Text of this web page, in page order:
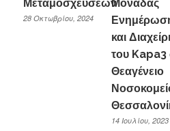
Μεταμοσχεύσεων
28 Οκτωβρίου, 2024
Μονάδας
και
του Kapa3
Θεαγένειο
14 Ιουλίου, 2023